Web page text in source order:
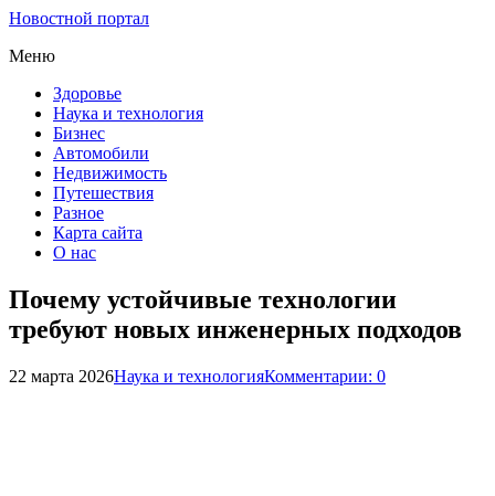
Новостной портал
Меню
Здоровье
Наука и технология
Бизнес
Автомобили
Недвижимость
Путешествия
Разное
Карта сайта
О нас
Почему устойчивые технологии
требуют новых инженерных подходов
22 марта 2026Наука и технологияКомментарии: 0